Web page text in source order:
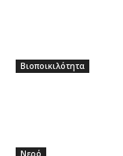
Βιοποικιλότητα
Νερό